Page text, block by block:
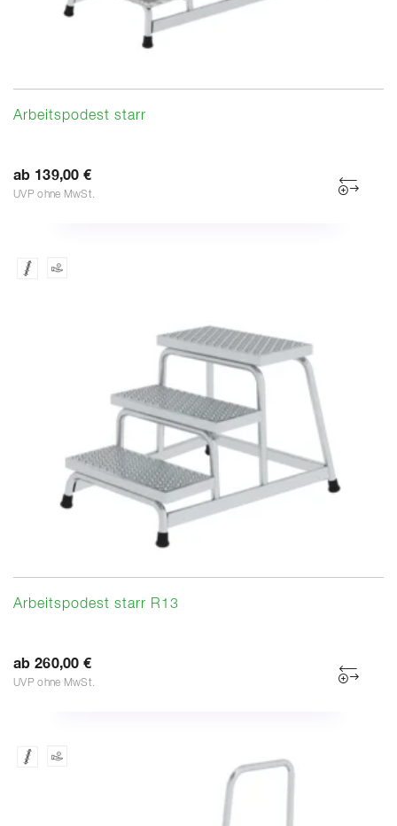
Arbeitspodest starr
ab 139,00 €
UVP ohne MwSt.
Arbeitspodest starr R13
ab 260,00 €
UVP ohne MwSt.